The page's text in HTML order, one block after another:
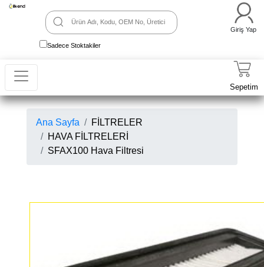
Sadece Stoktakiler
Giriş Yap
Sepetim
Ana Sayfa
FİLTRELER
HAVA FİLTRELERİ
SFAX100 Hava Filtresi